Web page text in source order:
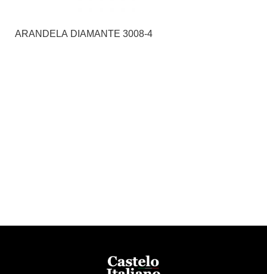
ARANDELA DIAMANTE 3008-4